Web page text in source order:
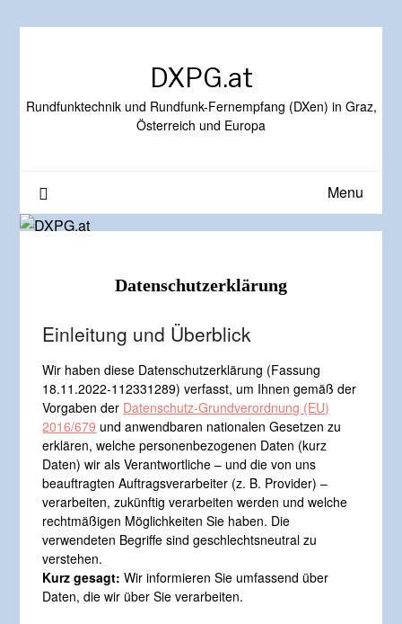
DXPG.at
Rundfunktechnik und Rundfunk-Fernempfang (DXen) in Graz,
Österreich und Europa
Menu
Datenschutzerklärung
Einleitung und Überblick
Wir haben diese Datenschutzerklärung (Fassung
18.11.2022-112331289) verfasst, um Ihnen gemäß der
Vorgaben der Datenschutz-Grundverordnung (EU)
2016/679 und anwendbaren nationalen Gesetzen zu
erklären, welche personenbezogenen Daten (kurz
Daten) wir als Verantwortliche – und die von uns
beauftragten Auftragsverarbeiter (z. B. Provider) –
verarbeiten, zukünftig verarbeiten werden und welche
rechtmäßigen Möglichkeiten Sie haben. Die
verwendeten Begriffe sind geschlechtsneutral zu
verstehen.
Kurz gesagt: Wir informieren Sie umfassend über
Daten, die wir über Sie verarbeiten.